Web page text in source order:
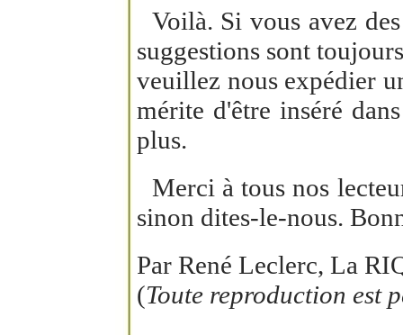
Voilà. Si vous avez
suggestions sont
veuillez nous expédier
mérite d'être inséré
plus.
Merci à tous nos
sinon dites-le-nous.
Par René Leclerc, La
(Toute reproduction est